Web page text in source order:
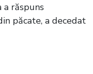
a răspuns
păcate, a decedat